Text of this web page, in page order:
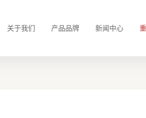
关于我们 产品品牌 新闻中心